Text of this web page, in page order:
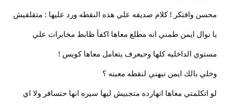
محسن وافتكر ! كلام صديقه علي هذه النقطه ورد عليها : متقلقيش
يا نوال ايمن طمني انه مطلع معاها اكفأ ظابط مخابرات علي
مستوي الداخليه كلها وحيعرف يتعامل معاها كويس !
وخلي بالك ايمن نبهني لنقطه معينه ؟
لو اتكلمتي معاها انهارده متجبيش ليها سيره انها حتسافر ولا اي